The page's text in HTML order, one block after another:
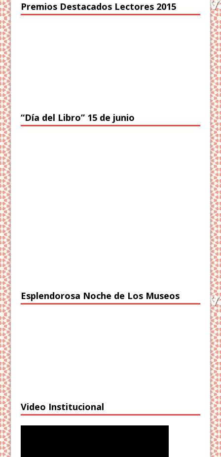
Premios Destacados Lectores 2015
“Día del Libro” 15 de junio
Esplendorosa Noche de Los Museos
Video Institucional